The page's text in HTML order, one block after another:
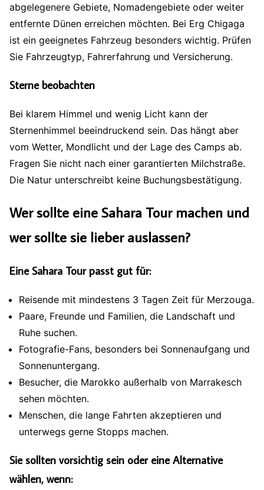
abgelegenere Gebiete, Nomadengebiete oder weiter
entfernte Dünen erreichen möchten. Bei Erg Chigaga
ist ein geeignetes Fahrzeug besonders wichtig. Prüfen
Sie Fahrzeugtyp, Fahrerfahrung und Versicherung.
Sterne beobachten
Bei klarem Himmel und wenig Licht kann der
Sternenhimmel beeindruckend sein. Das hängt aber
vom Wetter, Mondlicht und der Lage des Camps ab.
Fragen Sie nicht nach einer garantierten Milchstraße.
Die Natur unterschreibt keine Buchungsbestätigung.
Wer sollte eine Sahara Tour machen und
wer sollte sie lieber auslassen?
Eine Sahara Tour passt gut für:
Reisende mit mindestens 3 Tagen Zeit für Merzouga.
Paare, Freunde und Familien, die Landschaft und
Ruhe suchen.
Fotografie-Fans, besonders bei Sonnenaufgang und
Sonnenuntergang.
Besucher, die Marokko außerhalb von Marrakesch
sehen möchten.
Menschen, die lange Fahrten akzeptieren und
unterwegs gerne Stopps machen.
Sie sollten vorsichtig sein oder eine Alternative
wählen, wenn: